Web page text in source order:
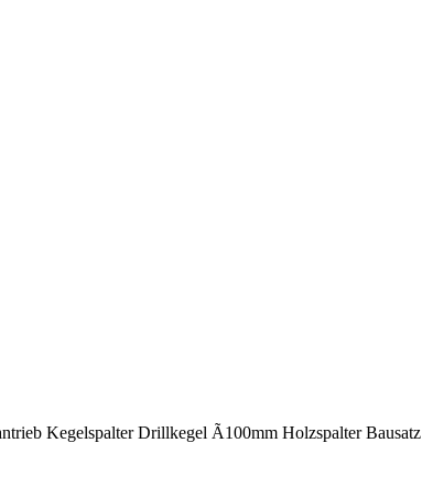
Kegelspalter Drillkegel Ã100mm Holzspalter